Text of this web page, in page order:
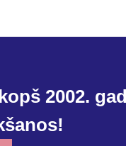
2002.